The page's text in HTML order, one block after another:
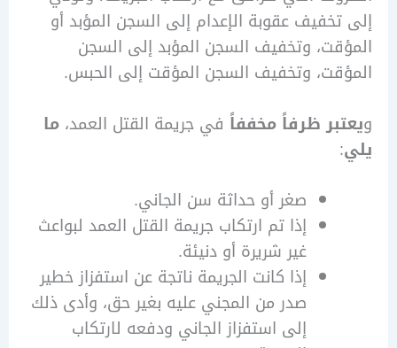
عقوبة الإعدام إلى السجن المؤبد أو
وتخفيف السجن المؤبد إلى السجن
وتخفيف السجن المؤقت إلى الحبس.
ظرفاً مخففاًفي جريمة القتل العمد،ما
صغر أو حداثة سن الجاني.
إذا تم ارتكاب جريمة القتل العمد لبواعث
غير شريرة أو دنيئة.
إذا كانت الجريمة ناتجة عن استفزاز خطير
صدر من المجني عليه بغير حق، وأدى ذلك
إلى استفزاز الجاني ودفعه لارتكاب